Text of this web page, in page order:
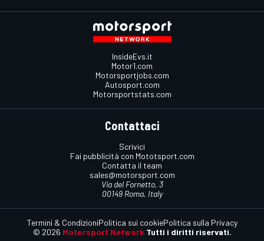
InsideEvs.it
Motor1.com
Motorsportjobs.com
Autosport.com
Motorsportstats.com
Contattaci
Scrivici
Fai pubblicità con Mototsport.com
Contatta il team
sales@motorsport.com
Via del Fornetto, 3
00149 Roma, Italy
© 2026 Motorsport Network Tutti i diritti riservati.
Termini & CondizioniPolitica sui cookiePolitica sulla Privacy